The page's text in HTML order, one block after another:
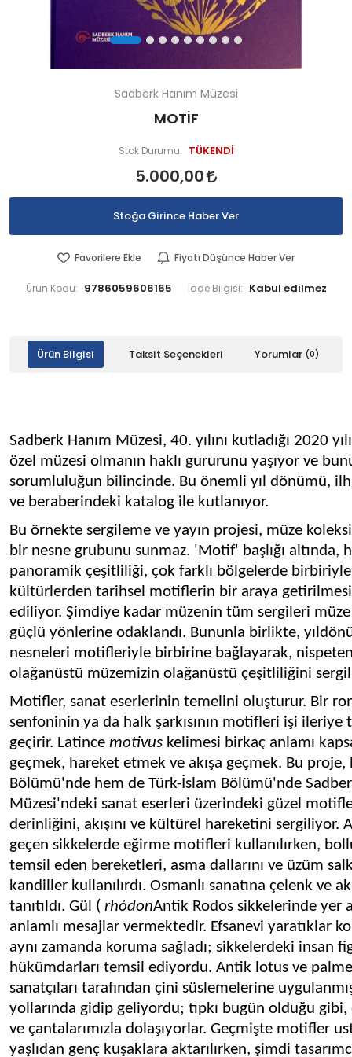
Sadberk Hanım Müzesi
MOTİF
Stok Durumu: TÜKENDİ
5.000,00
Stoğa Girince Haber Ver
Favorilere Ekle Fiyatı Düşünce Haber Ver
Ürün Kodu: 9786059606165 İade Bilgisi:
Ürün Bilgisi Taksit Seçenekleri Yorumlar (0)
Sadberk Hanım Müzesi, 40. yılını kutladığı 2020
özel müzesi olmanın haklı gururunu yaşıyor ve
sorumluluğun bilincinde. Bu önemli yıl dönümü,
ve beraberindeki katalog ile kutlanıyor.
Bu örnekte sergileme ve yayın projesi, müze
bir nesne grubunu sunmaz. 'Motif' başlığı altında,
panoramik çeşitliliği, çok farklı bölgelerde birbiriyle
kültürlerden tarihsel motiflerin bir araya
ediliyor. Şimdiye kadar müzenin tüm sergileri müze
güçlü yönlerine odaklandı. Bununla birlikte,
nesneleri motifleriyle birbirine bağlayarak,
olağanüstü müzemizin olağanüstü çeşitliliğini
Motifler, sanat eserlerinin temelini oluşturur. Bir
senfoninin ya da halk şarkısının motifleri işi ileriye
geçirir. Latince motivus kelimesi birkaç anlamı
geçmek, hareket etmek ve akışa geçmek. Bu
Bölümü'nde hem de Türk-İslam Bölümü'nde
Müzesi'ndeki sanat eserleri üzerindeki güzel
derinliğini, akışını ve kültürel hareketini sergiliyor.
geçen sikkelerde eğirme motifleri kullanılırken,
temsil eden bereketleri, asma dallarını ve üzüm
kandiller kullanılırdı. Osmanlı sanatına çelenk ve
tanıtıldı. Gül ( rhόdonAntik Rodos sikkelerinde yer
anlamlı mesajlar vermektedir. Efsanevi yaratıklar
aynı zamanda koruma sağladı; sikkelerdeki insan
hükümdarları temsil ediyordu. Antik lotus ve
sanatçıları tarafından çini süslemelerine
yollarında gidip geliyordu; tıpkı bugün olduğu
ve çantalarımızla dolaşıyorlar. Geçmişte motifler
yaşlıdan genç kuşaklara aktarılırken, şimdi